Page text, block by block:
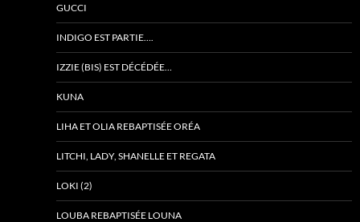
GUCCI
INDIGO EST PARTIE….
IZZIE (BIS) EST DÉCÉDÉE…
KUNA
LIHA ET OLIA REBAPTISÉE ORÉA
LITCHI, LADY, SHANELLE ET REGATA
LOKI (2)
LOUBA REBAPTISÉE LOUNA